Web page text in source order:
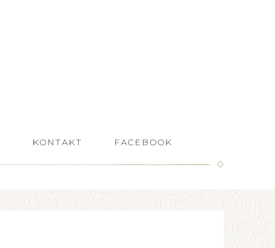
KONTAKT FACEBOOK